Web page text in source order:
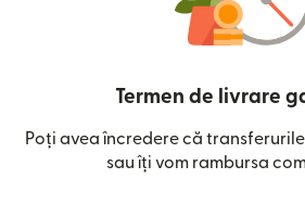
Termen de livrare
Poți avea încredere că
sau îți vom rambursa